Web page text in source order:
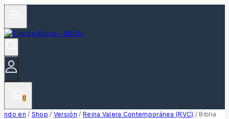
0
ndo en / Shop / Versión / Reina Valera Contemporánea (RVC) / Biblia